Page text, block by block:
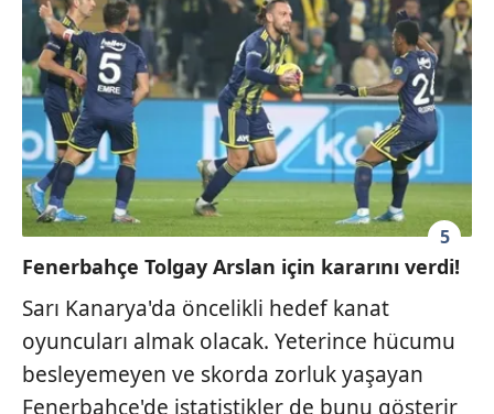
5
Fenerbahçe Tolgay Arslan için kararını verdi!
Sarı Kanarya'da öncelikli hedef kanat
oyuncuları almak olacak. Yeterince hücumu
besleyemeyen ve skorda zorluk yaşayan
Fenerbahçe'de istatistikler de bunu gösterir